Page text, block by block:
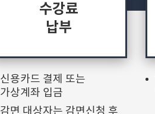
수강료
납부
신용카드 결제 또는
가상계좌 입금
감면 대상자는 감면신청 후